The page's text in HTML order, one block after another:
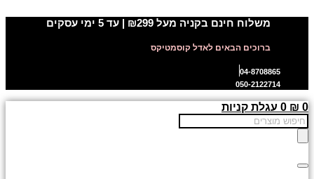
משלוח חינם בקניה מעל ₪299 | עד 5 ימי עסקים
ברוכים הבאים לאדל קוסמטיקס
04-8708865
050-2122714
₪ 0
0 עגלת קניות
Products
search